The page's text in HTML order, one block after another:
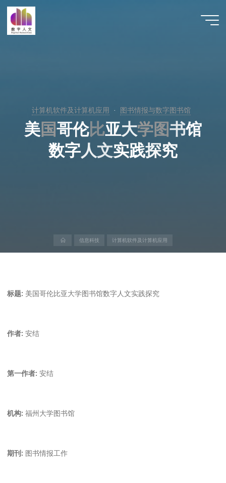
计算机软件及计算机应用 图书情报与数字图书馆
美国
国哥伦比
比亚大学
学图
图书馆
数字人文实践探究
信息科技 计算机软件及计算机应用
标题: 美国哥伦比亚大学图书馆数字人文实践探究
作者: 安结
第一作者: 安结
机构: 福州大学图书馆
期刊: 图书情报工作